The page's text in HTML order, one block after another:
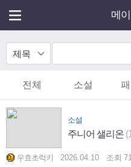
메
제목
전체 소설
소설
주니어 샐리온
우효초럭키 2026.04.10 조회